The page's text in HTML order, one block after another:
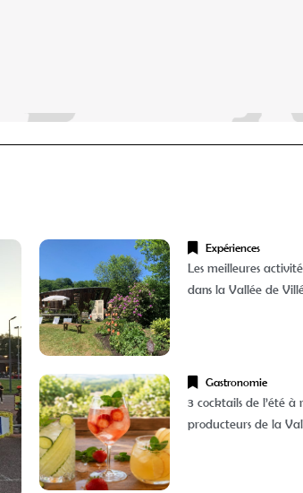
Expériences
Les meilleures
dans la Vallée de
Gastronomie
3 cocktails de l’été à
producteurs de la